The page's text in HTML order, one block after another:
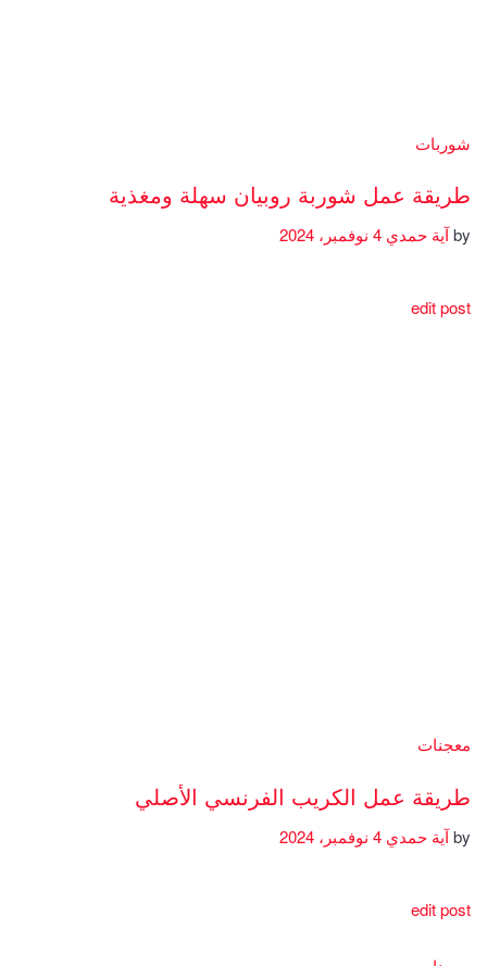
شوربات
طريقة عمل شوربة روبيان سهلة ومغذية
byآية حمدي
edit post
معجنات
طريقة عمل الكريب الفرنسي الأصلي
byآية حمدي
edit post